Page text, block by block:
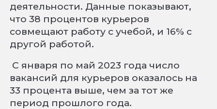
деятельности. Данные показывают,
что 38 процентов курьеров
совмещают работу с учебой, и 16% с
другой работой.
С января по май 2023 года число
вакансий для курьеров оказалось на
33 процента выше, чем за тот же
период прошлого года.